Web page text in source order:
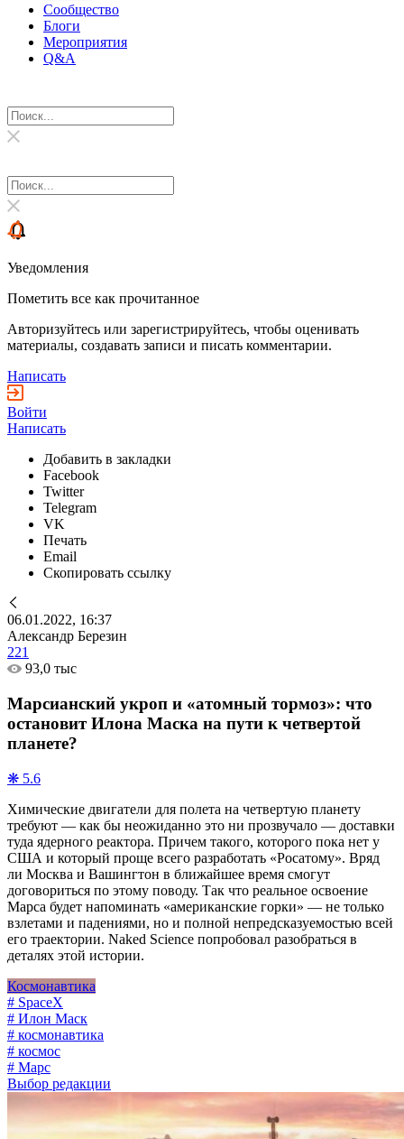
Сообщество
Блоги
Мероприятия
Q&A
Уведомления
Пометить все как прочитанное
Авторизуйтесь или зарегистрируйтесь, чтобы оценивать
материалы, создавать записи и писать комментарии.
Написать
Войти
Написать
Добавить в закладки
Facebook
Twitter
Telegram
VK
Печать
Email
Скопировать ссылку
06.01.2022, 16:37
Александр Березин
221
93,0 тыс
Марсианский укроп и «атомный тормоз»: что
остановит Илона Маска на пути к четвертой
планете?
❋ 5.6
Химические двигатели для полета на четвертую планету
требуют — как бы неожиданно это ни прозвучало — доставки
туда ядерного реактора. Причем такого, которого пока нет у
США и который проще всего разработать «Росатому». Вряд
ли Москва и Вашингтон в ближайшее время смогут
договориться по этому поводу. Так что реальное освоение
Марса будет напоминать «американские горки» — не только
взлетами и падениями, но и полной непредсказуемостью всей
его траектории. Naked Science попробовал разобраться в
деталях этой истории.
Космонавтика
# SpaceX
# Илон Маск
# космонавтика
# космос
# Марс
Выбор редакции